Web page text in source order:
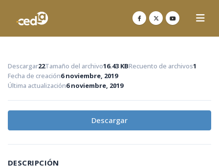
Descargar22Tamaño del archivo16.43 KBRecuento de archivos1
Fecha de creación6 noviembre, 2019
Última actualización6 noviembre, 2019
Descargar
DESCRIPCIÓN